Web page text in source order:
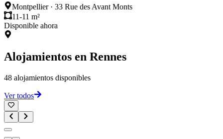
Montpellier· 33 Rue des Avant Monts
11-11 m²
Disponible ahora
Alojamientos en Rennes
48 alojamientos disponibles
Ver todos